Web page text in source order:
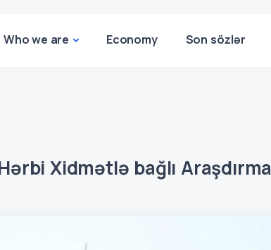
Who we are Economy Son sözlər
Xidmətlə bağlı Araşdırma